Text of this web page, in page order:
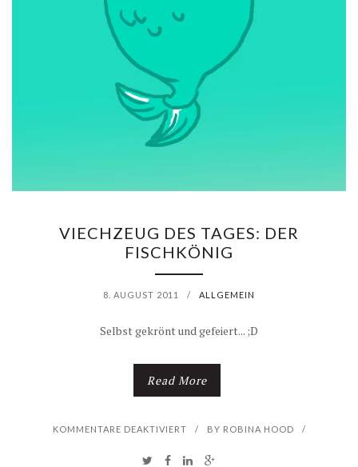
N
T
VIECHZEUG DES TAGES: DER
FISCHKÖNIG
8. AUGUST 2011 / ALLGEMEIN
Selbst gekrönt und gefeiert... ;D
Read More
KOMMENTARE DEAKTIVIERTF
Ü
/ BY ROBINA HOOD /